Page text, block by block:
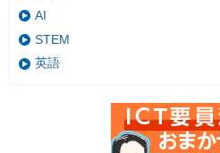
AI
STEM
英語